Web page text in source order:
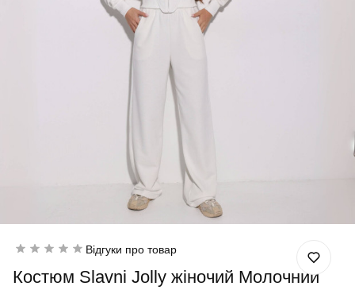
Відгуки про товар
Костюм Slavni Jolly жіночий Молочний